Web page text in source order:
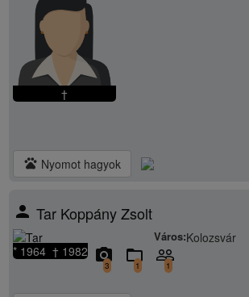
†
pets Nyomot hagyok
person Tar Koppány Zsolt
* 1964 † 1982
Város:Kolozsvár
camera_alt
3
folder_open
1
people_outline
1